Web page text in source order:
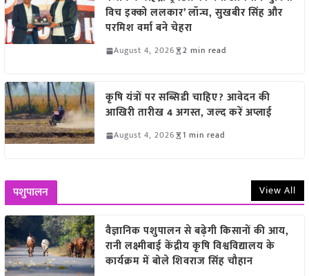
विच इक्को ललकार’ लॉन्च, सुखबीर सिंह और
परमिश वर्मा बने चेहरा
August 4, 2026 2 min read
कृषि यंत्रों पर सब्सिडी चाहिए? आवेदन की
आखिरी तारीख 4 अगस्त, जल्द करें अप्लाई
August 4, 2026 1 min read
पशुपालन View All
वैज्ञानिक पशुपालन से बढ़ेगी किसानों की आय,
रानी लक्ष्मीबाई केंद्रीय कृषि विश्वविद्यालय के
कार्यक्रम में बोले शिवराज सिंह चौहान